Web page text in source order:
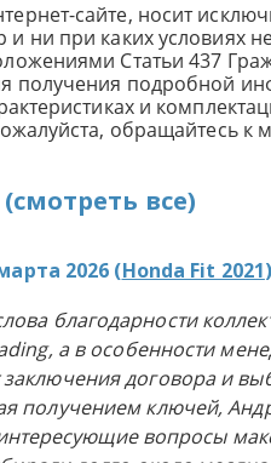
сайте, носит
ни при каких условиях
Статьи 437
получения подробной
и
обращайтесь к
все)
2026 (Honda Fit 2021
благодарности
а в особенности
заключения договора и
получением ключей,
вопросы